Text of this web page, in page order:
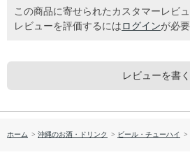
この商品に寄せられたカスタマーレビ
レビューを評価するには ログインが必要
レビューを書く
ホーム > 沖縄のお酒・ドリンク > ビール・チューハイ >